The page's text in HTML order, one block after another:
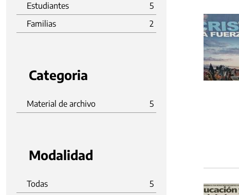
Estudiantes
5
Familias
2
Categoria
Material de archivo 5
Modalidad
Todas 5